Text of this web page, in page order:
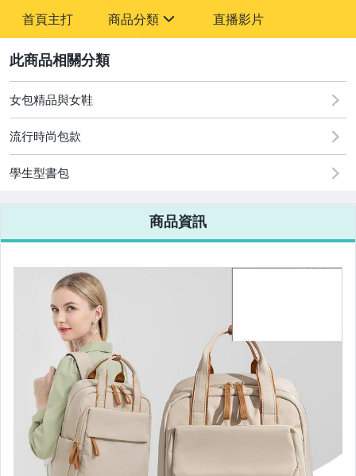
首頁主打 商品分類
圖書/影音/文具
古董、藝術與礦石
手機、配件與通訊
美容保養與彩妝
電腦、平板與周邊
相機、攝影與周邊
運動、戶外與休閒
嬰幼兒與孕婦
汽機車精品百貨
居家、家具與園藝
玩具、模型與公仔
男性精品與服飾
直播影片
女包精品與女鞋
流行時尚包款
學生型書包
商品資訊